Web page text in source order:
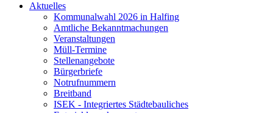
Aktuelles
Kommunalwahl 2026 in Halfing
Amtliche Bekanntmachungen
Veranstaltungen
Müll-Termine
Stellenangebote
Bürgerbriefe
Notrufnummern
Breitband
ISEK - Integriertes Städtebauliches